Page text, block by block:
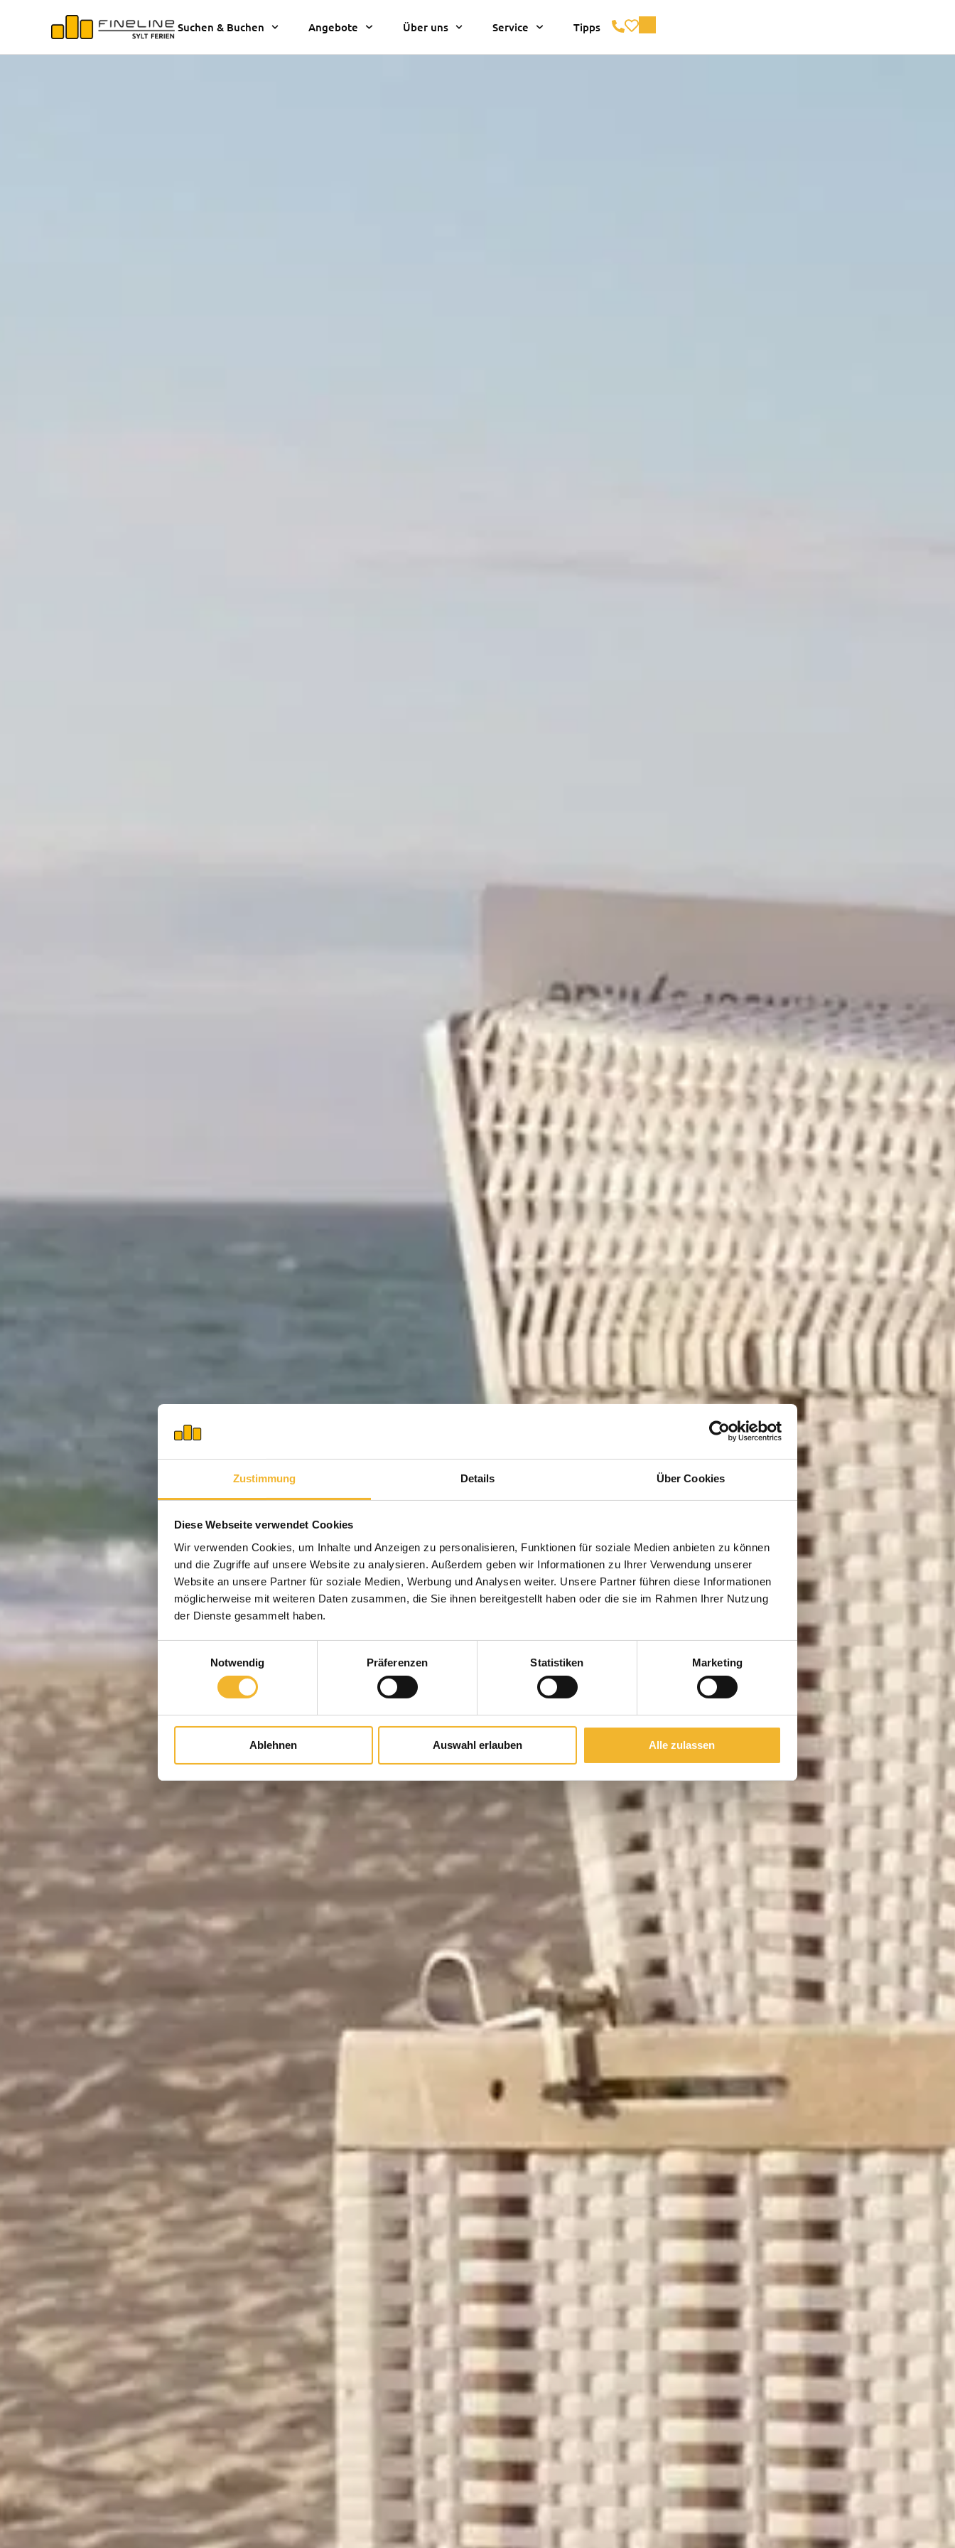
Zustimmung Details Über Cookies
Diese Webseite verwendet Cookies
Wir verwenden Cookies, um Inhalte und Anzeigen zu personalisieren, Funktionen für soziale Medien anbieten zu können
und die Zugriffe auf unsere Website zu analysieren. Außerdem geben wir Informationen zu Ihrer Verwendung unserer
Website an unsere Partner für soziale Medien, Werbung und Analysen weiter. Unsere Partner führen diese Informationen
möglicherweise mit weiteren Daten zusammen, die Sie ihnen bereitgestellt haben oder die sie im Rahmen Ihrer Nutzung
der Dienste gesammelt haben.
Notwendig
Präferenzen Statistiken Marketing
Ablehnen Auswahl erlauben Alle zulassen
Suchen & Buchen Angebote Über uns Service Tipps